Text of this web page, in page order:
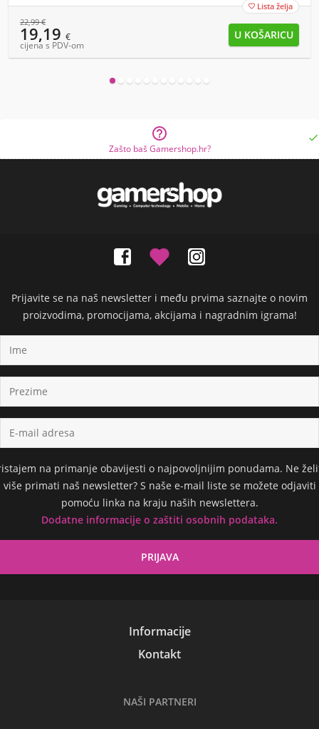
 Lista želja
22,99€
19,19 €
cijena s PDV-om

Zašto baš Gamershop.hr?

Prijavite se na naš newsletter i među prvima saznajte o novim
proizvodima, promocijama, akcijama i nagradnim igrama!
na primanje obavijesti o najpovoljnijim ponudama. Ne
više primati naš newsletter? S naše e-mail liste se možete odjaviti
pomoću linka na kraju naših newslettera.
Dodatne informacije o zaštiti osobnih podataka.
Informacije
Kontakt
NAŠI PARTNERI